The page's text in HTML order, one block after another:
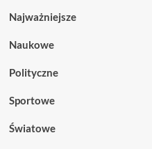
Najważniejsze
Naukowe
Polityczne
Sportowe
Światowe